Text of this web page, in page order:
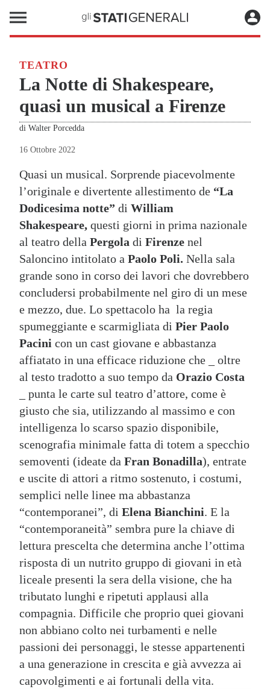
TEATRO
La Notte di Shakespeare,
quasi un musical a Firenze
di Walter Porcedda
16 Ottobre 2022
Quasi un musical. Sorprende piacevolmente
l’originale e divertente allestimento de “La
Dodicesima notte” di William
Shakespeare, questi giorni in prima nazionale
al teatro della Pergola di Firenze nel
Saloncino intitolato a Paolo Poli. Nella sala
grande sono in corso dei lavori che dovrebbero
concludersi probabilmente nel giro di un mese
e mezzo, due. Lo spettacolo ha la regia
spumeggiante e scarmigliata di Pier Paolo
Pacini con un cast giovane e abbastanza
affiatato in una efficace riduzione che _ oltre
al testo tradotto a suo tempo da Orazio Costa
_ punta le carte sul teatro d’attore, come è
giusto che sia, utilizzando al massimo e con
intelligenza lo scarso spazio disponibile,
scenografia minimale fatta di totem a specchio
semoventi (ideate da Fran Bonadilla), entrate
e uscite di attori a ritmo sostenuto, i costumi,
semplici nelle linee ma abbastanza
“contemporanei”, di Elena Bianchini. E la
“contemporaneità” sembra pure la chiave di
lettura prescelta che determina anche l’ottima
risposta di un nutrito gruppo di giovani in età
liceale presenti la sera della visione, che ha
tributato lunghi e ripetuti applausi alla
compagnia. Difficile che proprio quei giovani
non abbiano colto nei turbamenti e nelle
passioni dei personaggi, le stesse appartenenti
a una generazione in crescita e già avvezza ai
capovolgimenti e ai fortunali della vita.